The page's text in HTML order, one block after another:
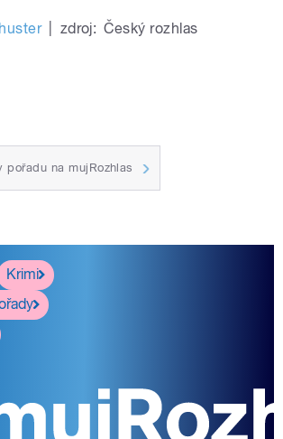
zdroj: Český rozhlas
pořadu na mujRozhlas
Krimi